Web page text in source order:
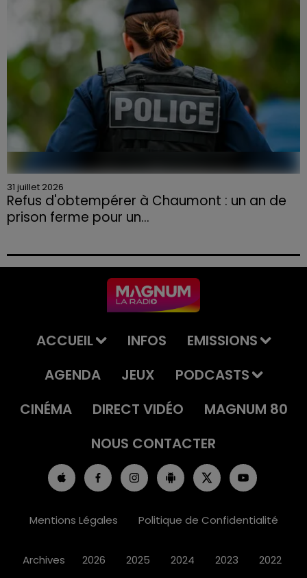
31 juillet 2026
Refus d'obtempérer à Chaumont : un an de
prison ferme pour un...
permis et la confiscation de son véhicule.
ACCUEIL INFOS
EMISSIONS
AGENDA
JEUX
PODCASTS
CINÉMA
DIRECT VIDÉO
MAGNUM 80
NOUS CONTACTER
Mentions Légales Politique de Confidentialité
Archives 2026 2025 2024 2023 2022